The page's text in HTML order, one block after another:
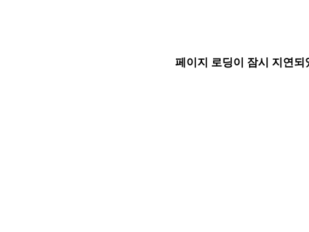
페이지 로딩이 잠시 지연